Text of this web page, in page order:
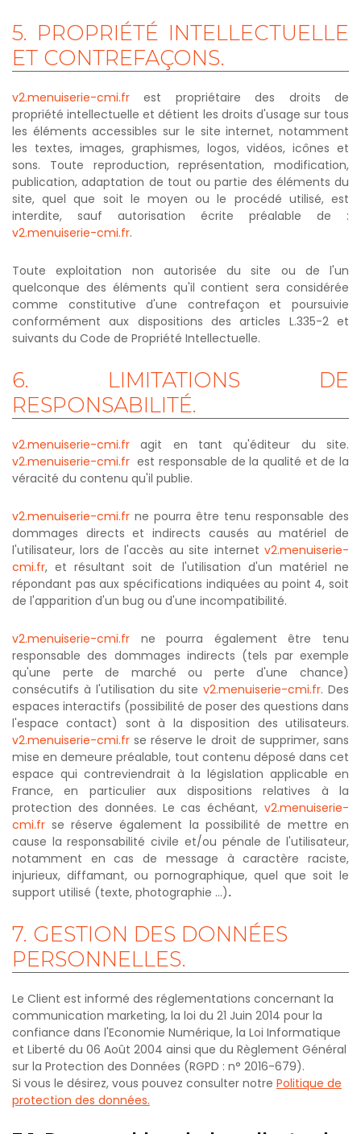
5. PROPRIÉTÉ INTELLECTUELLE
ET CONTREFAÇONS.
v2.menuiserie-cmi.fr est propriétaire des droits de
propriété intellectuelle et détient les droits d'usage sur tous
les éléments accessibles sur le site internet, notamment
les textes, images, graphismes, logos, vidéos, icônes et
sons. Toute reproduction, représentation, modification,
publication, adaptation de tout ou partie des éléments du
site, quel que soit le moyen ou le procédé utilisé, est
interdite, sauf autorisation écrite préalable de :
v2.menuiserie-cmi.fr.
Toute exploitation non autorisée du site ou de l'un
quelconque des éléments qu'il contient sera considérée
comme constitutive d'une contrefaçon et poursuivie
conformément aux dispositions des articles L.335-2 et
suivants du Code de Propriété Intellectuelle.
6. LIMITATIONS
DE
RESPONSABILITÉ.
v2.menuiserie-cmi.fr agit en tant qu'éditeur du site.
v2.menuiserie-cmi.fr est responsable de la qualité et de la
véracité du contenu qu'il publie.
v2.menuiserie-cmi.fr ne pourra être tenu responsable des
dommages directs et indirects causés au matériel de
l'utilisateur, lors de l'accès au site internet v2.menuiserie-
cmi.fr, et résultant soit de l'utilisation d'un matériel ne
répondant pas aux spécifications indiquées au point 4, soit
de l'apparition d'un bug ou d'une incompatibilité.
v2.menuiserie-cmi.fr ne pourra également être tenu
responsable des dommages indirects (tels par exemple
qu'une perte de marché ou perte d'une chance)
consécutifs à l'utilisation du sitev2.menuiserie-cmi.fr. Des
espaces interactifs (possibilité de poser des questions dans
l'espace contact) sont à la disposition des utilisateurs.
v2.menuiserie-cmi.fr se réserve le droit de supprimer, sans
mise en demeure préalable, tout contenu déposé dans cet
espace qui contreviendrait à la législation applicable en
France, en particulier aux dispositions relatives à la
protection des données. Le cas échéant, v2.menuiserie-
cmi.fr se réserve également la possibilité de mettre en
cause la responsabilité civile et/ou pénale de l'utilisateur,
notamment en cas de message à caractère raciste,
injurieux, diffamant, ou pornographique, quel que soit le
support utilisé (texte, photographie …).
7. GESTION DES DONNÉES
PERSONNELLES.
Le Client est informé des réglementations concernant la
communication marketing, la loi du 21 Juin 2014 pour la
confiance dans l'Economie Numérique, la Loi Informatique
et Liberté du 06 Août 2004 ainsi que du Règlement Général
sur la Protection des Données (RGPD : n° 2016-679).
Si vous le désirez, vous pouvez consulter notre Politique de
protection des données.